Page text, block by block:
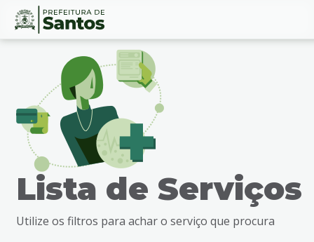
Ir
busca
Conteúdo
Lista de Serviços
Utilize os filtros para achar o serviço que procura